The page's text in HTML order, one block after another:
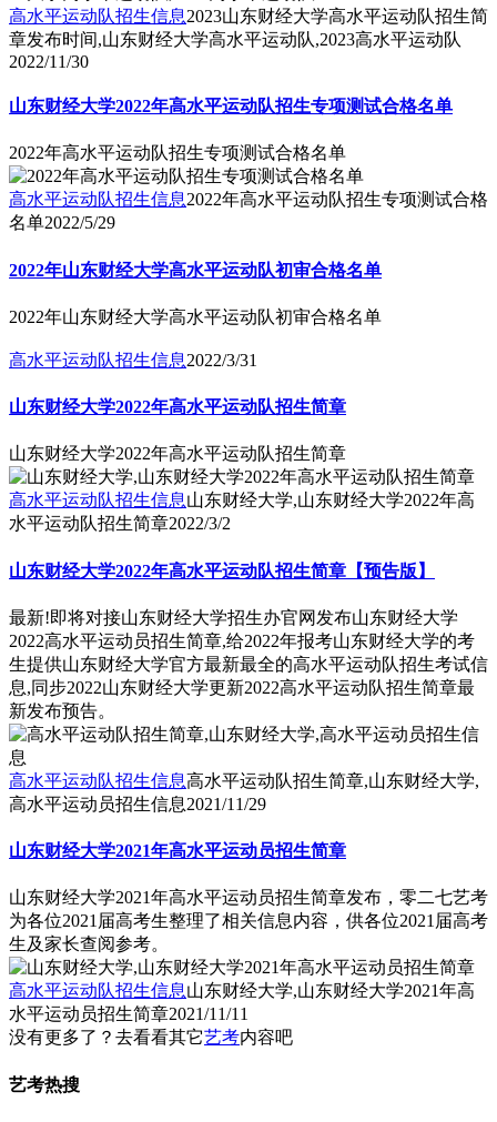
高水平运动队招生信息2023山东财经大学高水平运动队招生简
章发布时间,山东财经大学高水平运动队,2023高水平运动队
2022/11/30
山东财经大学2022年高水平运动队招生专项测试合格名单
2022年高水平运动队招生专项测试合格名单
高水平运动队招生信息2022年高水平运动队招生专项测试合格
名单2022/5/29
2022年山东财经大学高水平运动队初审合格名单
2022年山东财经大学高水平运动队初审合格名单
高水平运动队招生信息2022/3/31
山东财经大学2022年高水平运动队招生简章
山东财经大学2022年高水平运动队招生简章
高水平运动队招生信息山东财经大学,山东财经大学2022年高
水平运动队招生简章2022/3/2
山东财经大学2022年高水平运动队招生简章【预告版】
最新!即将对接山东财经大学招生办官网发布山东财经大学
2022高水平运动员招生简章,给2022年报考山东财经大学的考
生提供山东财经大学官方最新最全的高水平运动队招生考试信
息,同步2022山东财经大学更新2022高水平运动队招生简章最
新发布预告。
高水平运动队招生信息高水平运动队招生简章,山东财经大学,
高水平运动员招生信息2021/11/29
山东财经大学2021年高水平运动员招生简章
山东财经大学2021年高水平运动员招生简章发布，零二七艺考
为各位2021届高考生整理了相关信息内容，供各位2021届高考
生及家长查阅参考。
高水平运动队招生信息山东财经大学,山东财经大学2021年高
水平运动员招生简章2021/11/11
没有更多了？去看看其它艺考内容吧
艺考热搜